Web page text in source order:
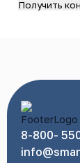
8-800-